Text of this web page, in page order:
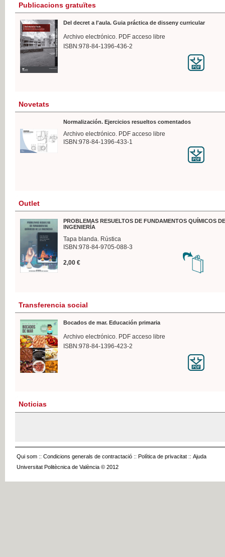
Publicacions gratuïtes
Del decret a l'aula. Guia práctica de disseny curricular
Archivo electrónico. PDF acceso libre
ISBN:978-84-1396-436-2
Novetats
Normalización. Ejercicios resueltos comentados
Archivo electrónico. PDF acceso libre
ISBN:978-84-1396-433-1
Outlet
PROBLEMAS RESUELTOS DE FUNDAMENTOS QUÍMICOS
INGENIERÍA
Tapa blanda. Rústica
ISBN:978-84-9705-088-3
2,00 €
Transferencia social
Bocados de mar. Educación primaria
Archivo electrónico. PDF acceso libre
ISBN:978-84-1396-423-2
Noticias
Qui som :: Condicions generals de contractació :: Política de privacitat :: Ajuda
Universitat Politècnica de València © 2012